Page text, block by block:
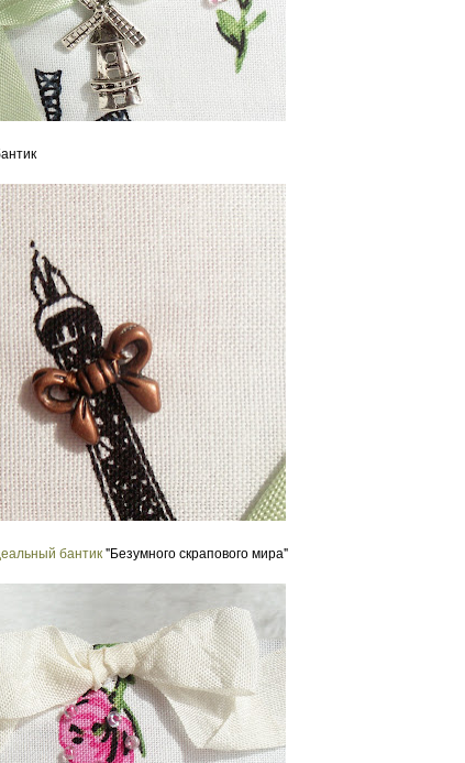
бантик"Безумного скрапового мира"